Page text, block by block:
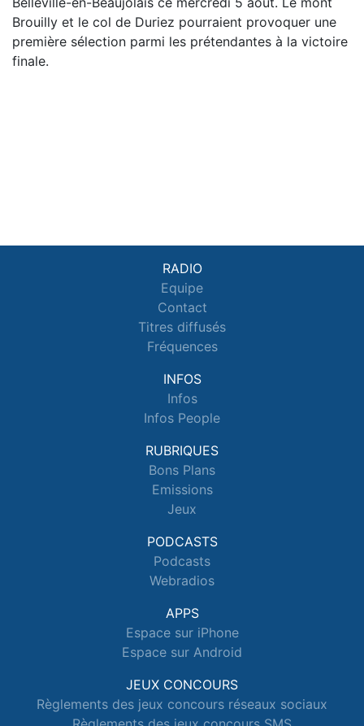
Brouilly et le col de Duriez pourraient provoquer une
première sélection parmi les prétendantes à la victoire
finale.
RADIO
Equipe
Contact
Titres diffusés
Fréquences
INFOS
Infos
Infos People
RUBRIQUES
Bons Plans
Emissions
Jeux
PODCASTS
Podcasts
Webradios
APPS
Espace sur iPhone
Espace sur Android
JEUX CONCOURS
Règlements des jeux concours réseaux sociaux